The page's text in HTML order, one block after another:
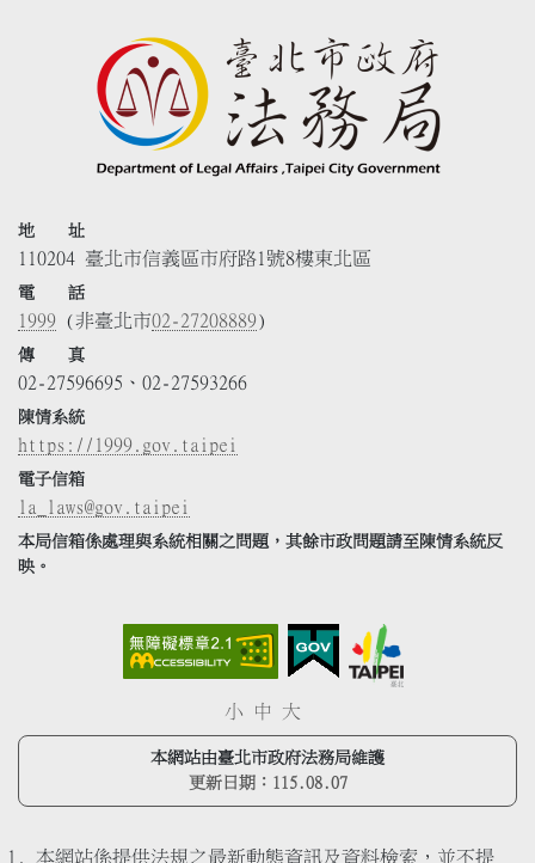
地 址
110204 臺北市信義區市府路1號8樓東北區
電 話
1999 (非臺北市02-27208889)
傳 真
02-27596695、02-27593266
陳情系統
https://1999.gov.taipei
電子信箱
la_laws@gov.taipei
本局信箱係處理與系統相關之問題，其餘市政問題請至陳情系統反
映。
小 中 大
本網站由臺北市政府法務局維護
更新日期： 115.08.07
本網站係提供法規之最新動態資訊及資料檢索，並不提